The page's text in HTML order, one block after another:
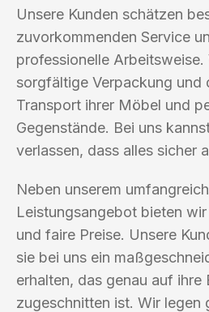
Unsere Kunden schätzen
zuvorkommenden Service
professionelle Arbeitsweise.
sorgfältige Verpackung und
Transport ihrer Möbel und
Gegenstände. Bei uns
verlassen, dass alles sicher
Neben unserem
Leistungsangebot bieten
und faire Preise. Unsere
sie bei uns ein
erhalten, das genau auf ihre
zugeschnitten ist. Wir legen